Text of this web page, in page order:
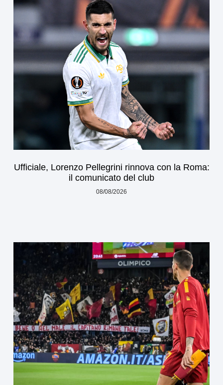
Ufficiale, Lorenzo Pellegrini rinnova con la Roma:
il comunicato del club
08/08/2026